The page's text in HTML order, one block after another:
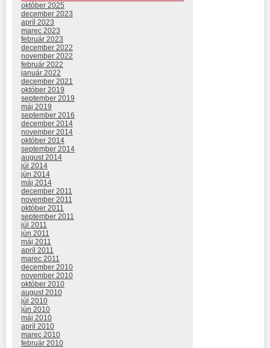
október 2025
december 2023
apríl 2023
marec 2023
február 2023
december 2022
november 2022
február 2022
január 2022
december 2021
október 2019
september 2019
máj 2019
september 2016
december 2014
november 2014
október 2014
september 2014
august 2014
júl 2014
jún 2014
máj 2014
december 2011
november 2011
október 2011
september 2011
júl 2011
jún 2011
máj 2011
apríl 2011
marec 2011
december 2010
november 2010
október 2010
august 2010
júl 2010
jún 2010
máj 2010
apríl 2010
marec 2010
február 2010